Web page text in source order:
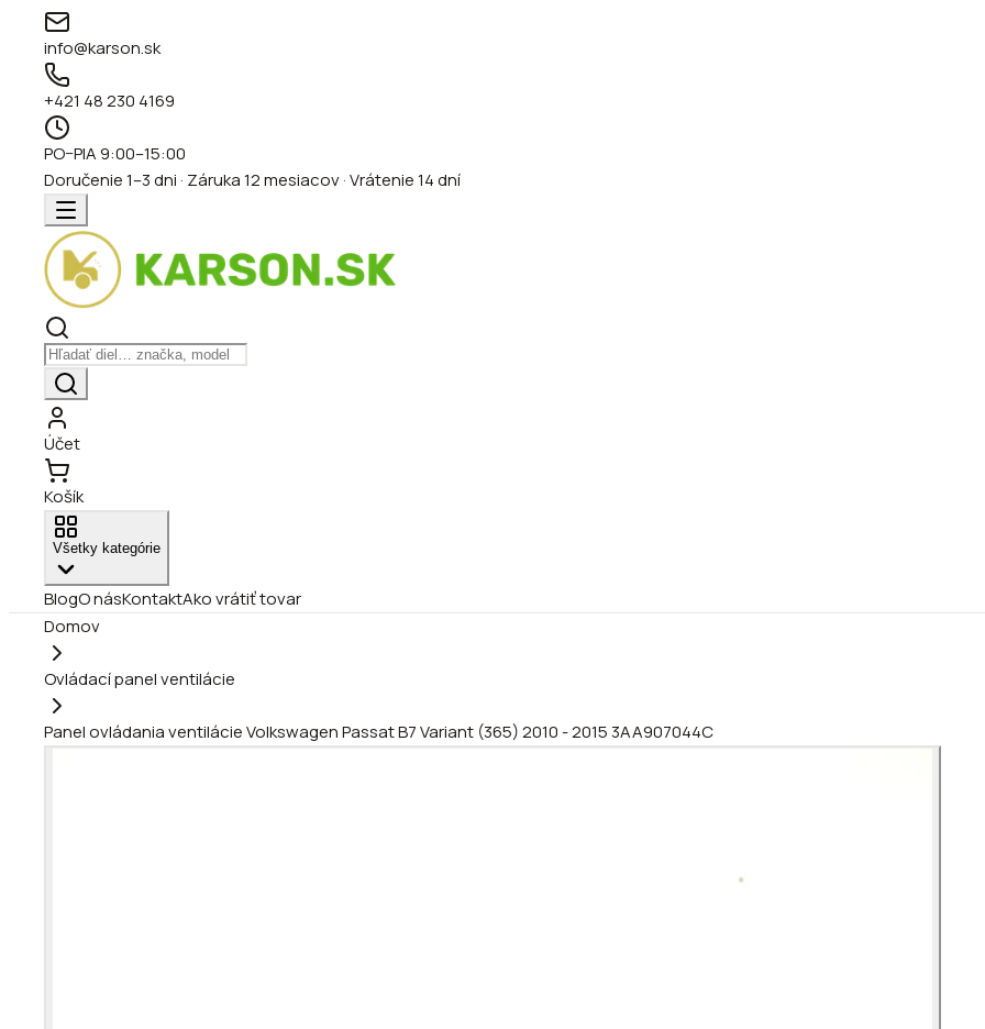
info@karson.sk
+421 48 230 4169
PO–PIA 9:00–15:00
Doručenie 1–3 dni · Záruka 12 mesiacov · Vrátenie 14 dní
Účet
Košík
Všetky kategórie
BlogO násKontaktAko vrátiť tovar
Domov
Ovládací panel ventilácie
Panel ovládania ventilácie Volkswagen Passat B7 Variant (365) 2010 - 2015 3AA907044C